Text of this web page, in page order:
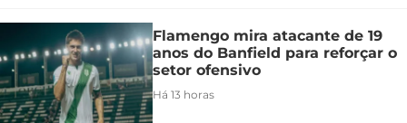
Flamengo mira atacante de 19
anos do Banfield para reforçar o
setor ofensivo
Há 13 horas